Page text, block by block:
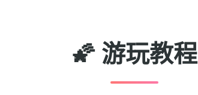
🌠 游玩教程